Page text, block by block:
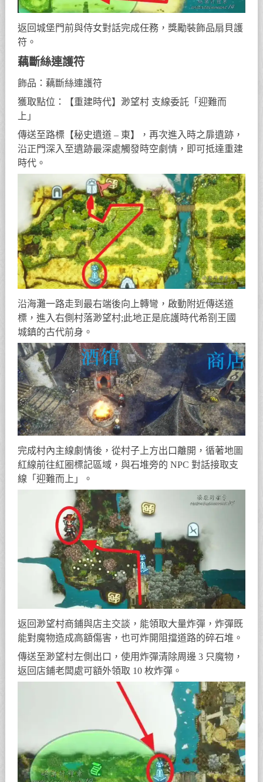
返回城堡門前與侍女對話完成任務，獎勵裝飾品扇貝護
符。
藕斷絲連護符
飾品：藕斷絲連護符
獲取點位：【重建時代】渺望村 支線委託「迎難而
上」
傳送至路標【秘史遺道 – 東】，再次進入時之扉遺跡，
沿正門深入至遺跡最深處觸發時空劇情，即可抵達重建
時代。
沿海灘一路走到最右端後向上轉彎，啟動附近傳送道
標，進入右側村落渺望村;此地正是庇護時代希劄王國
城鎮的古代前身。
完成村內主線劇情後，從村子上方出口離開，循著地圖
紅線前往紅圈標記區域，與石堆旁的 NPC 對話接取支
線「迎難而上」。
返回渺望村商鋪與店主交談，能領取大量炸彈，炸彈既
能對魔物造成高額傷害，也可炸開阻擋道路的碎石堆。
傳送至渺望村左側出口，使用炸彈清除周邊 3 只魔物，
返回店鋪老闆處可額外領取 10 枚炸彈。